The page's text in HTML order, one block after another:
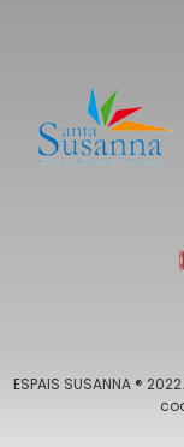
ESPAIS SUSANNA ®